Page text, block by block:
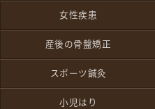
女性疾患
産後の骨盤矯正
スポーツ鍼灸
小児はり